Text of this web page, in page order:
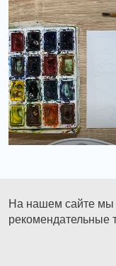
Смешиваем
На нашем сайте мы
рекомендательные